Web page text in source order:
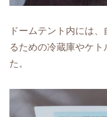
ドームテント内には
るための冷蔵庫やケ
た。